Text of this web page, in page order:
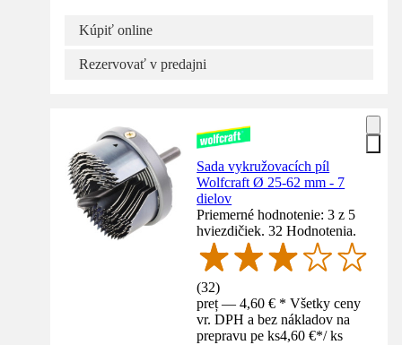
Kúpiť online
Rezervovať v predajni
Sada vykružovacích píl
Wolfcraft Ø 25-62 mm - 7
dielov
Priemerné hodnotenie: 3 z 5
hviezdičiek. 32 Hodnotenia.
(32)
preț — 4,60 € * Všetky ceny
vr. DPH a bez nákladov na
prepravu pe ks4,60 €*/ ks